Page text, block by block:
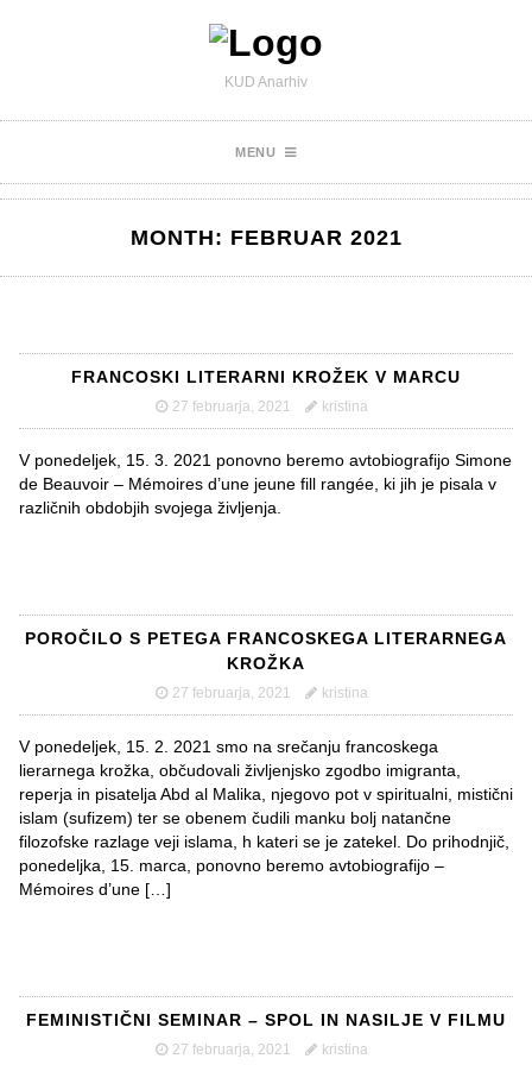
KUD Anarhiv
MENU
MONTH: FEBRUAR 2021
FRANCOSKI LITERARNI KROŽEK V MARCU
27 februarja, 2021 kristina
V ponedeljek, 15. 3. 2021 ponovno beremo avtobiografijo Simone
de Beauvoir – Mémoires d’une jeune fill rangée, ki jih je pisala v
različnih obdobjih svojega življenja.
POROČILO S PETEGA FRANCOSKEGA LITERARNEGA
KROŽKA
27 februarja, 2021 kristina
V ponedeljek, 15. 2. 2021 smo na srečanju francoskega
lierarnega krožka, občudovali življenjsko zgodbo imigranta,
reperja in pisatelja Abd al Malika, njegovo pot v spiritualni, mistični
islam (sufizem) ter se obenem čudili manku bolj natančne
filozofske razlage veji islama, h kateri se je zatekel. Do prihodnjič,
ponedeljka, 15. marca, ponovno beremo avtobiografijo –
Mémoires d’une […]
FEMINISTIČNI SEMINAR – SPOL IN NASILJE V FILMU
27 februarja, 2021 kristina